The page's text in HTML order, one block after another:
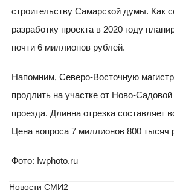
строительству Самарской думы. Как
разработку проекта в 2020 году
почти 6 миллионов рублей.
Напомним, Северо-Восточную
продлить на участке от Ново-
проезда. Длинна отрезка составляет
Цена вопроса 7 миллионов 800 тысяч
Фото: Iwphoto.ru
Новости СМИ2